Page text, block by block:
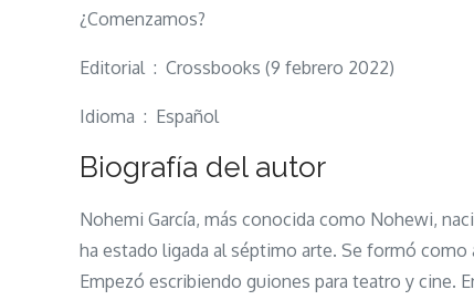
¿Comenzamos?
Editorial ‏ : ‎ Crossbooks (9 febrero 2022)
Idioma ‏ : ‎ Español
Biografía del autor
Nohemi García, más conocida como Nohewi,
ha estado ligada al séptimo arte. Se formó
Empezó escribiendo guiones para teatro y cine.